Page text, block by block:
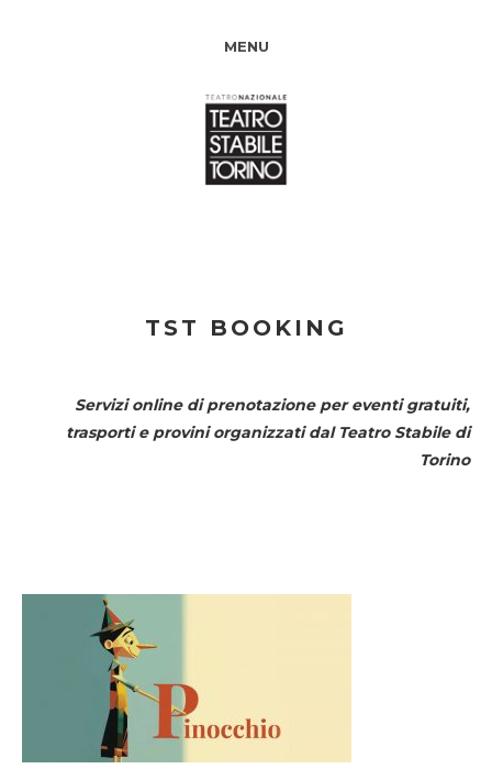
MENU
TST BOOKING
Servizi online di prenotazione per eventi gratuiti,
trasporti e provini organizzati dal Teatro Stabile di
Torino